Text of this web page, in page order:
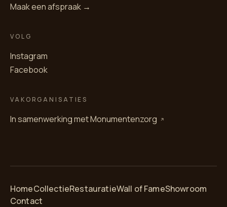
Maak een afspraak →
VOLG
Instagram
Facebook
VAKORGANISATIES
In samenwerking metMonumentenzorg
HomeCollectieRestauratieWall of FameShowroom
Contact